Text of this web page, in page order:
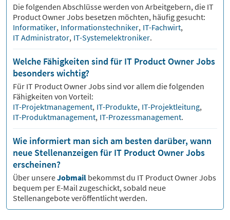
Die folgenden Abschlüsse werden von Arbeitgebern, die IT
Product OwnerJobs besetzen möchten, häufig gesucht:
Informatiker, Informationstechniker, IT-Fachwirt,
IT Administrator, IT-Systemelektroniker.
Welche Fähigkeiten sind für IT Product Owner Jobs
besonders wichtig?
Für IT Product OwnerJobs sind vor allem die folgenden
Fähigkeiten von Vorteil:
IT-Projektmanagement, IT-Produkte, IT-Projektleitung,
IT-Produktmanagement, IT-Prozessmanagement.
Wie informiert man sich am besten darüber, wann
neue Stellenanzeigen für IT Product Owner Jobs
erscheinen?
Über unsereJobmail bekommst du IT Product OwnerJobs
bequem per E-Mail zugeschickt, sobald neue
Stellenangebote veröffentlicht werden.